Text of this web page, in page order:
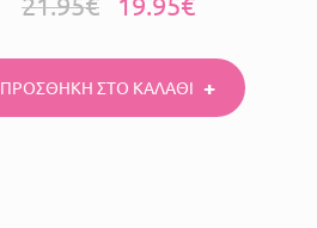
ΠΡΟΣΘΗΚΗ ΣΤΟ ΚΑΛΑΘΙ